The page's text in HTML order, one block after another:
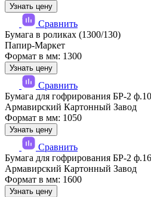
Узнать цену
Сравнить
Бумага в роликах (1300/130)
Папир-Маркет
Формат в мм: 1300
Узнать цену
Сравнить
Бумага для гофрирования БР-2
Армавирский Картонный Завод
Формат в мм: 1050
Узнать цену
Сравнить
Бумага для гофрирования БР-2
Армавирский Картонный Завод
Формат в мм: 1600
Узнать цену